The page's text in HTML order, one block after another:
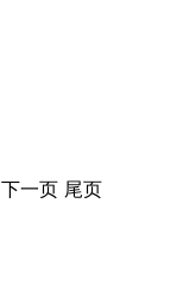
下一页 尾页